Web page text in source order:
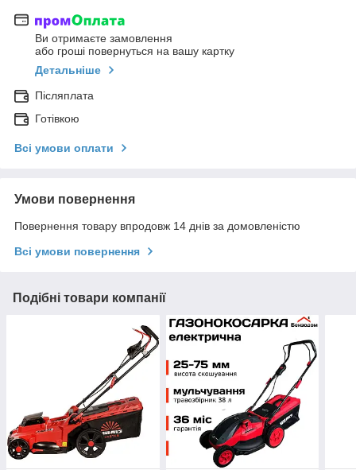
Ви отримаєте замовлення
або гроші повернуться на вашу картку
Детальніше
Післяплата
Готівкою
Всі умови оплати
Умови повернення
Повернення товару впродовж 14 днів за домовленістю
Всі умови повернення
Подібні товари компанії